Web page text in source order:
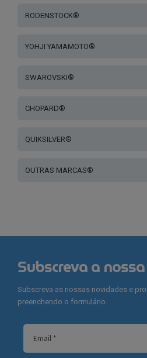
RODENSTOCK®
YOHJI YAMAMOTO®
SWAROVSKI®
CHOPARD®
QUIKSILVER®
OUTRAS MARCAS®
Subscreva a
Subscreva as nossas novidades e
preenchendo o formulário.